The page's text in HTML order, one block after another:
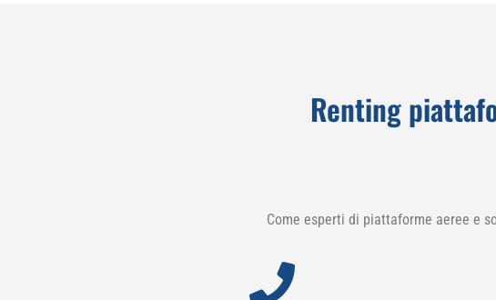
Renting
Come esperti di piattaforme aeree e